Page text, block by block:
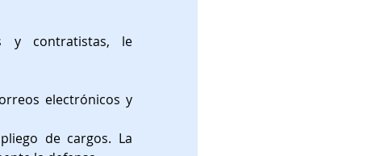
y contratistas, le
electrónicos y
de cargos. La